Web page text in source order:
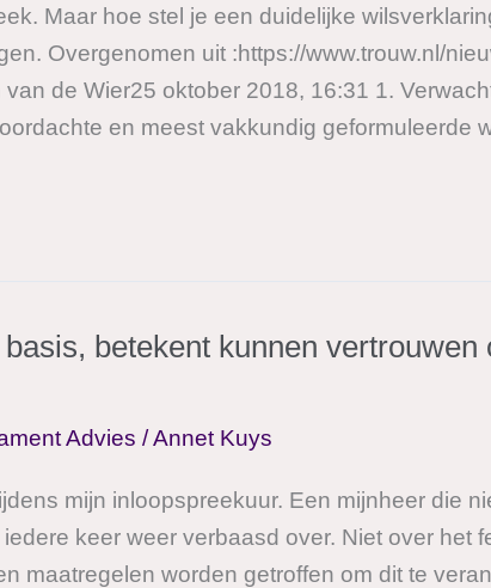
Maar hoe stel je een duidelijke
Overgenomen uit :https://www.trouw.nl/
de Wier25 oktober 2018, 16:31 1.
en meest vakkundig geformuleerde
betekent kunnen vertrouwen
Advies /Annet Kuys
mijn inloopspreekuur. Een mijnheer die
keer weer verbaasd over. Niet over het
maatregelen worden getroffen om dit te